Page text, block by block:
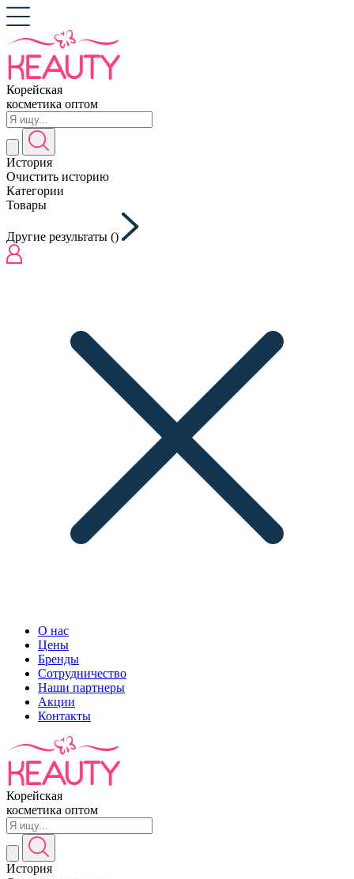
Корейская
косметика оптом
История
Очистить историю
Категории
Товары
Другие результаты ()
О нас
Цены
Бренды
Сотрудничество
Наши партнеры
Акции
Контакты
Корейская
косметика оптом
История